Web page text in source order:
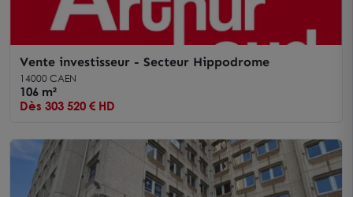
Vente investisseur - Secteur Hippodrome
14000 CAEN
106 m²
Dès 303 520 € HD